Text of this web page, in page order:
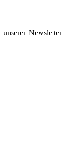
Newsletter